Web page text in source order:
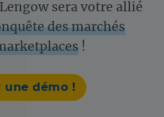
sera votre allié
des marchés
!
une démo !